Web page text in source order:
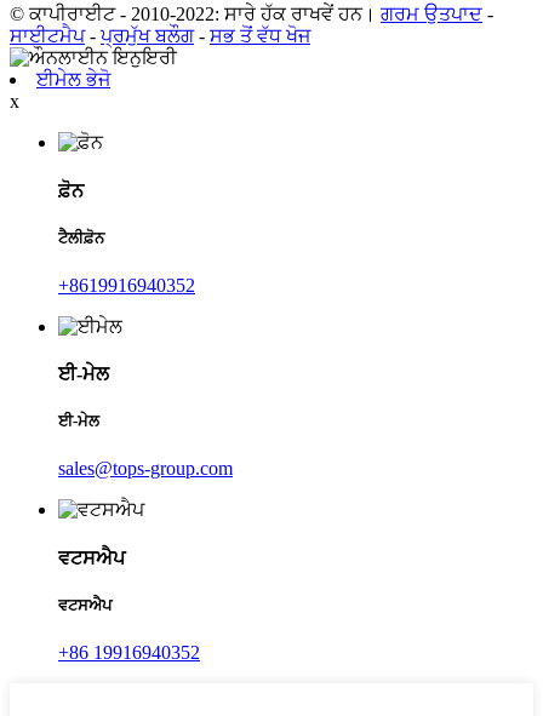
© ਕਾਪੀਰਾਈਟ - 2010-2022: ਸਾਰੇ ਹੱਕ ਰਾਖਵੇਂ ਹਨ। ਗਰਮ ਉਤਪਾਦ -
ਸਾਈਟਮੈਪ-ਪ੍ਰਮੁੱਖ ਬਲੌਗ- ਸਭ ਤੋਂ ਵੱਧ ਖੋਜ
ਈਮੇਲ ਭੇਜੋ
x
ਫ਼ੋਨ
ਟੈਲੀਫ਼ੋਨ
+8619916940352
ਈ-ਮੇਲ
ਈ-ਮੇਲ
sales@tops-group.com
ਵਟਸਐਪ
ਵਟਸਐਪ
+86 19916940352